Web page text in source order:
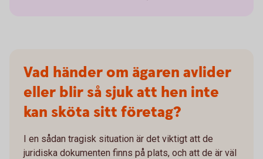
Vad händer om ägaren avlider
eller blir så sjuk att hen inte
kan sköta sitt företag?
I en sådan tragisk situation är det viktigt att de
juridiska dokumenten finns på plats, och att de är väl